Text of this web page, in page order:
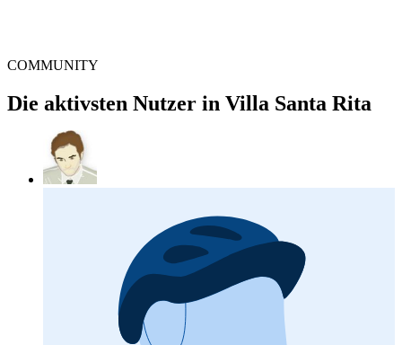
COMMUNITY
Die aktivsten Nutzer in Villa Santa Rita